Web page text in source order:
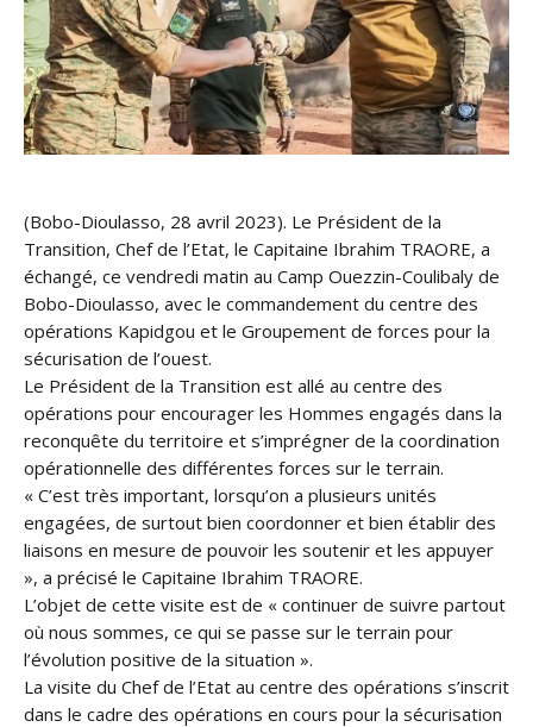
(Bobo-Dioulasso, 28 avril 2023). Le Président de la
Transition, Chef de l’Etat, le Capitaine Ibrahim TRAORE, a
échangé, ce vendredi matin au Camp Ouezzin-Coulibaly de
Bobo-Dioulasso, avec le commandement du centre des
opérations Kapidgou et le Groupement de forces pour la
sécurisation de l’ouest.
Le Président de la Transition est allé au centre des
opérations pour encourager les Hommes engagés dans la
reconquête du territoire et s’imprégner de la coordination
opérationnelle des différentes forces sur le terrain.
« C’est très important, lorsqu’on a plusieurs unités
engagées, de surtout bien coordonner et bien établir des
liaisons en mesure de pouvoir les soutenir et les appuyer
», a précisé le Capitaine Ibrahim TRAORE.
L’objet de cette visite est de « continuer de suivre partout
où nous sommes, ce qui se passe sur le terrain pour
l’évolution positive de la situation ».
La visite du Chef de l’Etat au centre des opérations s’inscrit
dans le cadre des opérations en cours pour la sécurisation